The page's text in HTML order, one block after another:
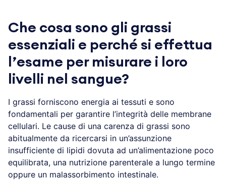
Che cosa sono gli grassi
essenziali e perché si effettua
’esame per misurare i loro
livelli nel sangue?
I grassi forniscono energia ai tessuti e sono
fondamentali per garantire l’integrità delle membrane
cellulari. Le cause di una carenza di grassi sono
abitualmente da ricercarsi in un’assunzione
insufficiente di lipidi dovuta ad un’alimentazione poco
equilibrata, una nutrizione parenterale a lungo termine
oppure un malassorbimento intestinale.